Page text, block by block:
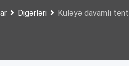
Digərləri Küləyə davamlı tent